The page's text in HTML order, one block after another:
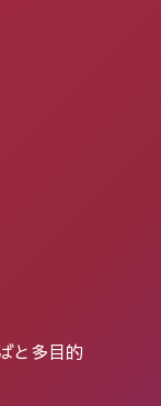
と多目的